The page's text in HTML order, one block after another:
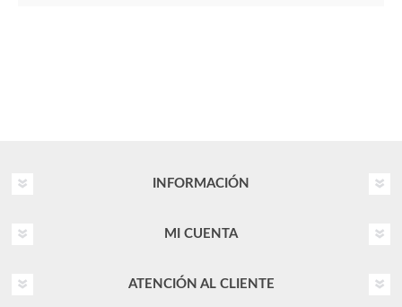
INFORMACIÓN
MI CUENTA
ATENCIÓN AL CLIENTE